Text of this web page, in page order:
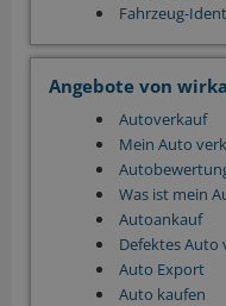
Fahrzeug-
Angebote von
Autoverkauf
Mein Auto
Was ist mein
Autoankauf
Defektes Auto
Auto Export
Auto kaufen